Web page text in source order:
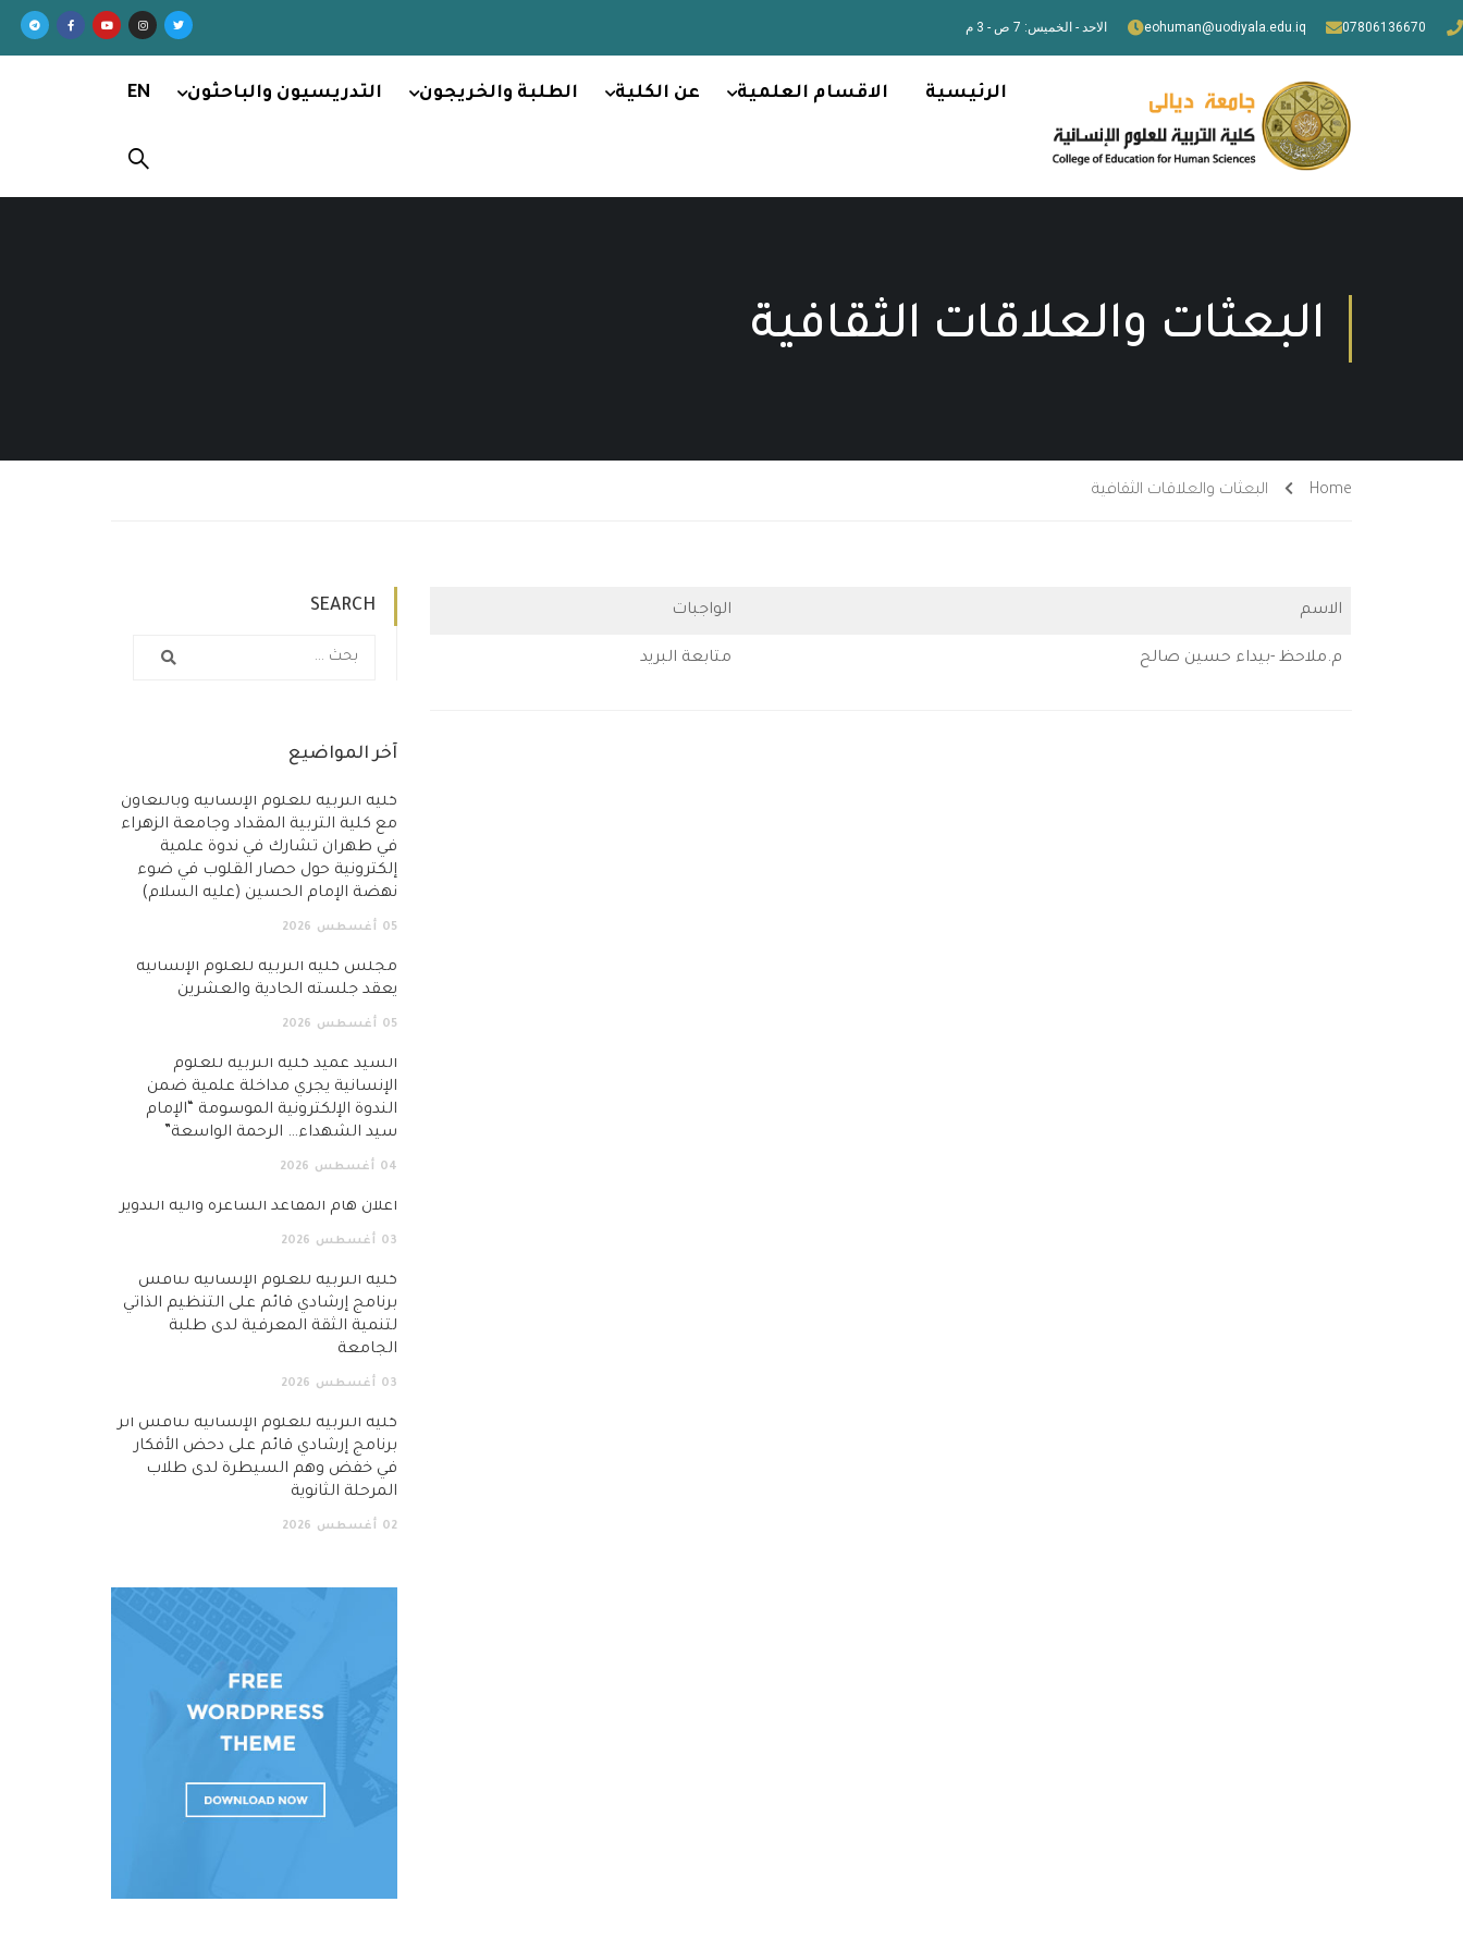
07806136670
eohuman@uodiyala.edu.iq الاحد - الخميس: 7 ص - 3 م
الرئيسية الاقسام العلمية عن الكلية الطلبة والخريجون التدريسيون والباحثون EN
البعثات والعلاقات الثقافية
Home البعثات والعلاقات الثقافية
الاسم الواجبات
م.ملاحظ -بيداء حسين صالح متابعة البريد
SEARCH
آخر المواضيع
كلية التربية للعلوم الإنسانية وبالتعاون
مع كلية التربية المقداد وجامعة الزهراء
في طهران تشارك في ندوة علمية
إلكترونية حول حصار القلوب في ضوء
نهضة الإمام الحسين (عليه السلام)
05 أغسطس 2026
مجلس كلية التربية للعلوم الإنسانية
يعقد جلسته الحادية والعشرين
05 أغسطس 2026
السيد عميد كلية التربية للعلوم
الإنسانية يجري مداخلة علمية ضمن
الندوة الإلكترونية الموسومة “الإمام
سيد الشهداء… الرحمة الواسعة”
04 أغسطس 2026
اعلان هام المقاعد الشاغرة وآلية التدوير
03 أغسطس 2026
كلية التربية للعلوم الإنسانية تناقش
برنامج إرشادي قائم على التنظيم الذاتي
لتنمية الثقة المعرفية لدى طلبة
الجامعة
03 أغسطس 2026
كلية التربية للعلوم الإنسانية تناقش أثر
برنامج إرشادي قائم على دحض الأفكار
في خفض وهم السيطرة لدى طلاب
المرحلة الثانوية
02 أغسطس 2026